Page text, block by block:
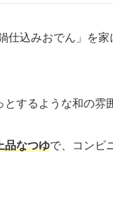
仕込みおでん」を
するような和の雰
品なつゆで、コンビ